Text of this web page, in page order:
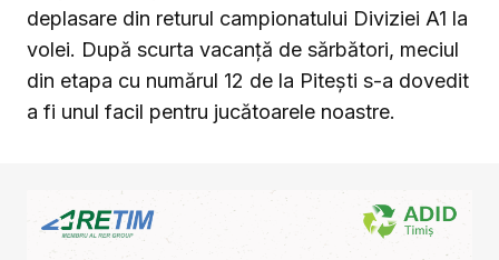
deplasare din returul campionatului Diviziei A1 la
volei. După scurta vacanță de sărbători, meciul
din etapa cu numărul 12 de la Pitești s-a dovedit
a fi unul facil pentru jucătoarele noastre.